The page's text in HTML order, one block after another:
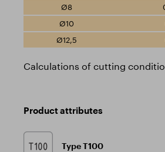
Calculations of cutting
Product attributes
Type T100